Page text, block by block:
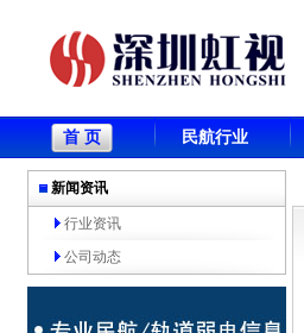
首 页 民航行业
新闻资讯
行业资讯
公司动态